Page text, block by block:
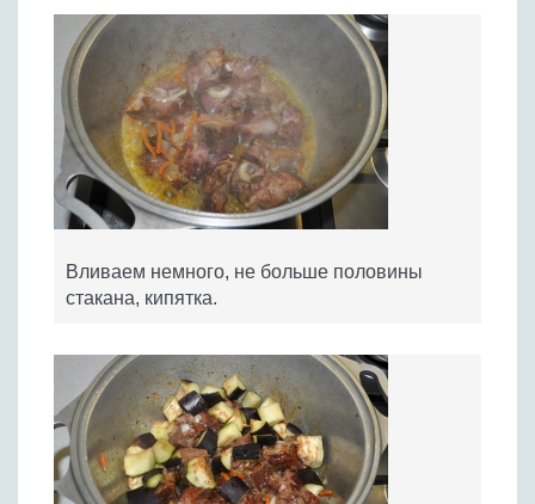
Вливаем немного, не больше половины
стакана, кипятка.